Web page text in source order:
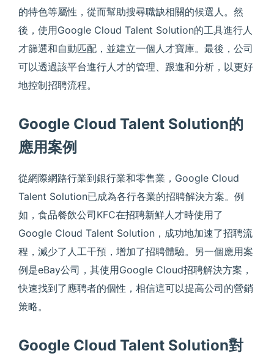
的特色等屬性，從而幫助搜尋職缺相關的候選人。然
後，使用Google Cloud Talent Solution的工具進行人
才篩選和自動匹配，並建立一個人才寶庫。最後，公司
可以透過該平台進行人才的管理、跟進和分析，以更好
地控制招聘流程。
Google Cloud Talent Solution的
應用案例
從網際網路行業到銀行業和零售業，Google Cloud
Talent Solution已成為各行各業的招聘解決方案。例
如，食品餐飲公司KFC在招聘新鮮人才時使用了
Google Cloud Talent Solution，成功地加速了招聘流
程，減少了人工干預，增加了招聘體驗。另一個應用案
例是eBay公司，其使用Google Cloud招聘解決方案，
快速找到了應聘者的個性，相信這可以提高公司的營銷
策略。
Google Cloud Talent Solution對